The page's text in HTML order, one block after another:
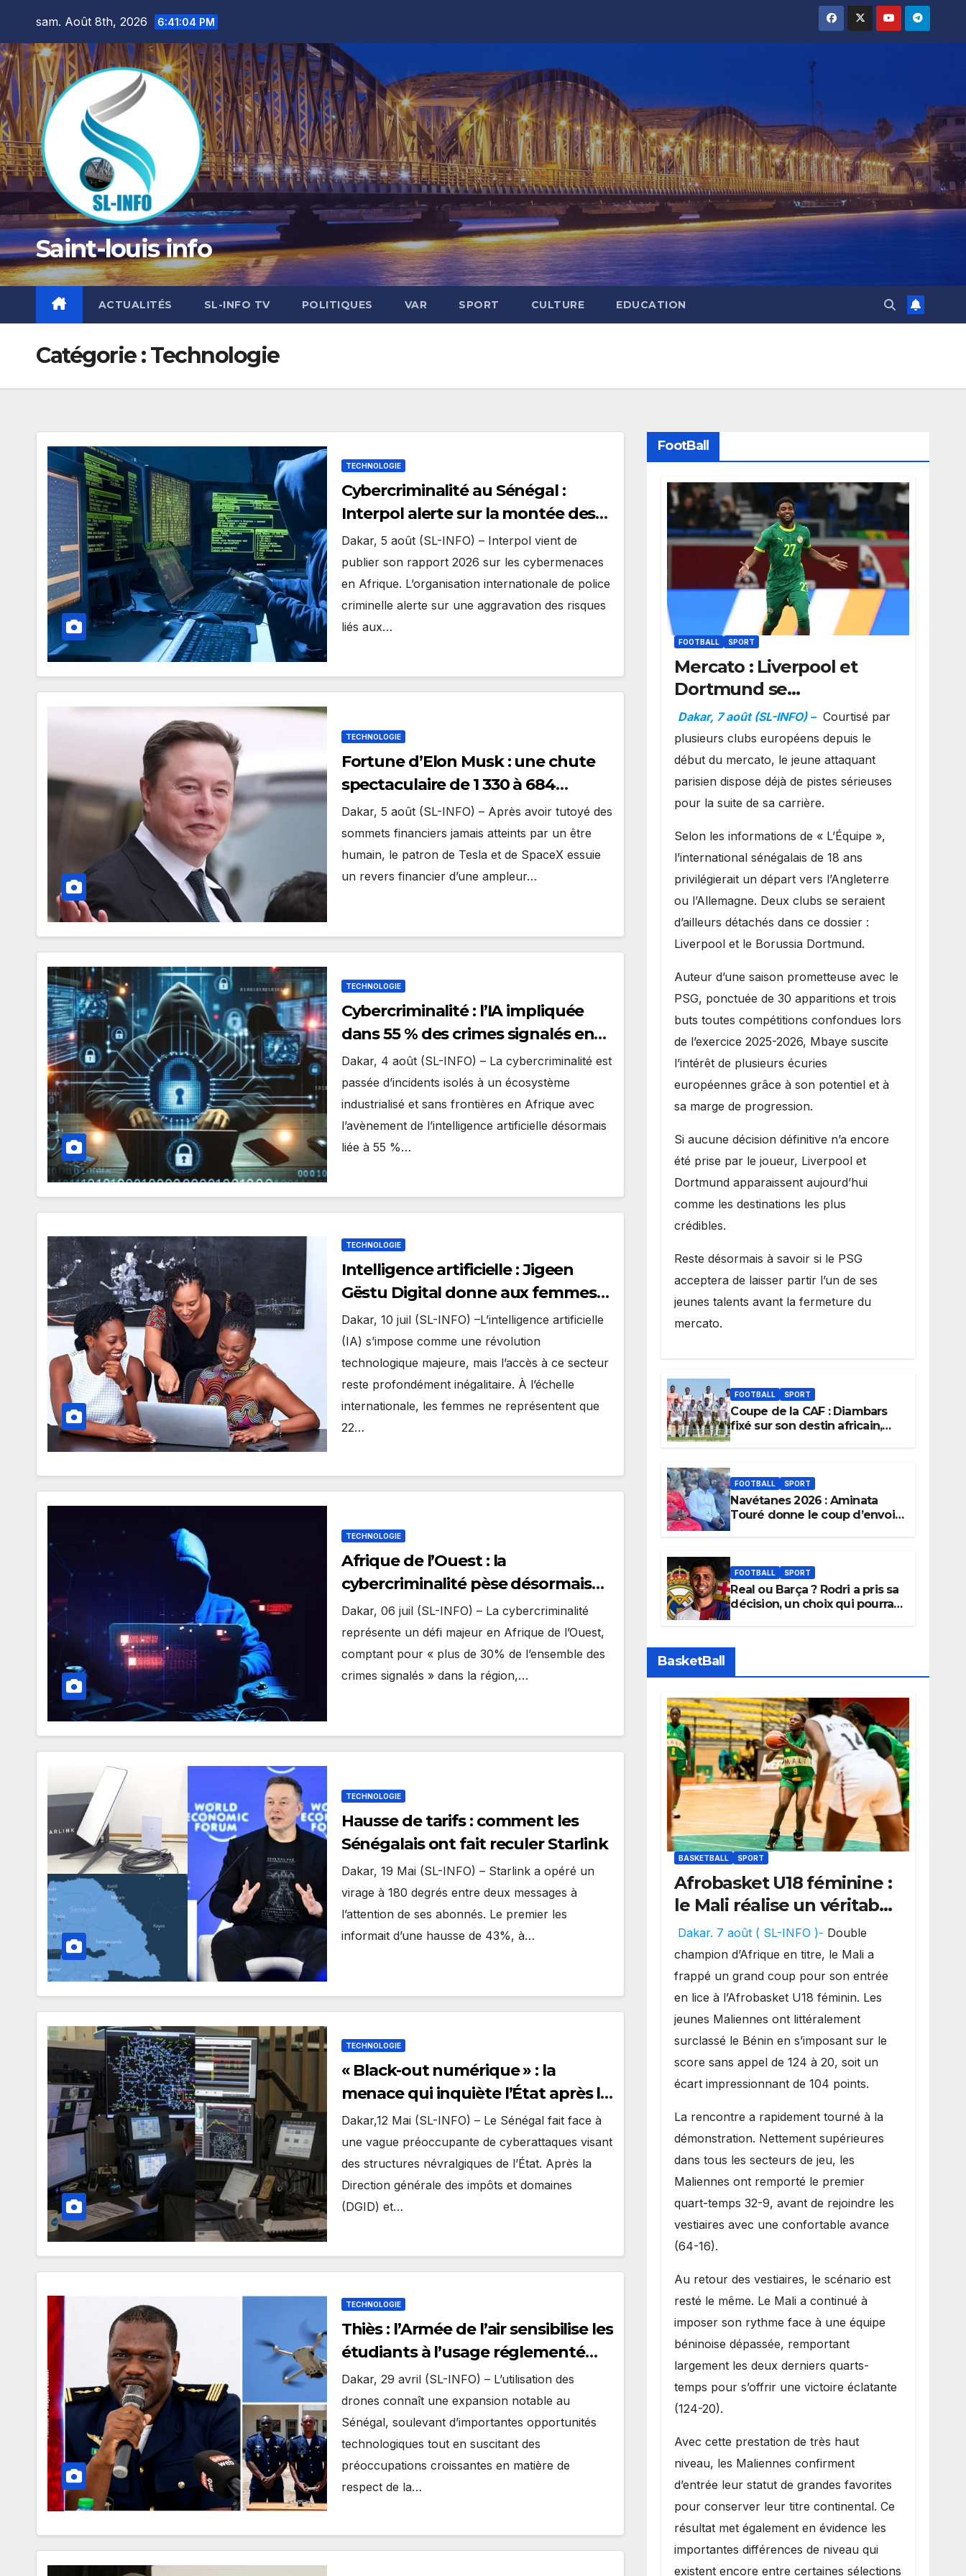
content
sam. Août 8th, 2026 6:41:05 PM
Saint-louis info
ACTUALITÉS SL-INFO TV POLITIQUES VAR SPORT CULTURE EDUCATION
Catégorie :Technologie
TECHNOLOGIE
Cybercriminalité au Sénégal :
Interpol alerte sur la montée des
cyberattaques dans un nouveau
rapport
Dakar, 5 août (SL-INFO) – Interpol vient de
publier son rapport 2026 sur les cybermenaces
en Afrique. L’organisation internationale de police
criminelle alerte sur une aggravation des risques
liés aux…
TECHNOLOGIE
Fortune d’Elon Musk : une chute
spectaculaire de 1 330 à 684
milliards de dollars
Dakar, 5 août (SL-INFO) – ​Après avoir tutoyé des
sommets financiers jamais atteints par un être
humain, le patron de Tesla et de SpaceX essuie
un revers financier d’une ampleur…
TECHNOLOGIE
Cybercriminalité : l’IA impliquée
dans 55 % des crimes signalés en
Afrique, selon Interpol
Dakar, 4 août (SL-INFO) – La cybercriminalité est
passée d’incidents isolés à un écosystème
industrialisé et sans frontières en Afrique avec
l’avènement de l’intelligence artificielle désormais
liée à 55 %…
TECHNOLOGIE
Intelligence artificielle : Jigeen
Gëstu Digital donne aux femmes
les clés du numérique de demain.
Dakar, 10 juil (SL-INFO) –L’intelligence artificielle
(IA) s’impose comme une révolution
technologique majeure, mais l’accès à ce secteur
reste profondément inégalitaire. À l’échelle
internationale, les femmes ne représentent que
22…
TECHNOLOGIE
Afrique de l’Ouest : la
cybercriminalité pèse désormais
plus de 30 % des crimes recensés
Dakar, 06 juil (SL-INFO) – La cybercriminalité
représente un défi majeur en Afrique de l’Ouest,
comptant pour « plus de 30% de l’ensemble des
crimes signalés » dans la région,…
TECHNOLOGIE
Hausse de tarifs : comment les
Sénégalais ont fait reculer Starlink
Dakar, 19 Mai (SL-INFO) – Starlink a opéré un
virage à 180 degrés entre deux messages à
l’attention de ses abonnés. Le premier les
informait d’une hausse de 43%, à…
TECHNOLOGIE
« Black-out numérique » : la
menace qui inquiète l’État après la
fuite de 70 Go de données
Dakar,12 Mai (SL-INFO) – Le Sénégal fait face à
une vague préoccupante de cyberattaques visant
des structures névralgiques de l’État. Après la
Direction générale des impôts et domaines
(DGID) et…
TECHNOLOGIE
Thiès : l’Armée de l’air sensibilise les
étudiants à l’usage réglementé
des drones
Dakar, 29 avril (SL-INFO) – L’utilisation des
drones connaît une expansion notable au
Sénégal, soulevant d’importantes opportunités
technologiques tout en suscitant des
préoccupations croissantes en matière de
respect de la…
FootBall
FOOTBALL SPORT
Mercato : Liverpool et
Dortmund se
positionnent en favoris
pour recruter Ibrahim
Mbaye
Dakar, 7 août (SL-INFO) – Courtisé par
plusieurs clubs européens depuis le
début du mercato, le jeune attaquant
parisien dispose déjà de pistes sérieuses
pour la suite de sa carrière.
Selon les informations de « L’Équipe »,
l’international sénégalais de 18 ans
privilégierait un départ vers l’Angleterre
ou l’Allemagne. Deux clubs se seraient
d’ailleurs détachés dans ce dossier :
Liverpool et le Borussia Dortmund.
Auteur d’une saison prometteuse avec le
PSG, ponctuée de 30 apparitions et trois
buts toutes compétitions confondues lors
de l’exercice 2025-2026, Mbaye suscite
l’intérêt de plusieurs écuries
européennes grâce à son potentiel et à
sa marge de progression.
Si aucune décision définitive n’a encore
été prise par le joueur, Liverpool et
Dortmund apparaissent aujourd’hui
comme les destinations les plus
crédibles.
Reste désormais à savoir si le PSG
acceptera de laisser partir l’un de ses
jeunes talents avant la fermeture du
mercato.
FOOTBALL SPORT
Coupe de la CAF : Diambars
fixé sur son destin africain,
FOOTBALL SPORT
Navétanes 2026 : Aminata
Touré donne le coup d’envoi
apaisées.
FOOTBALL SPORT
Real ou Barça ? Rodri a pris sa
décision, un choix qui pourrait
BasketBall
BASKETBALL SPORT
Afrobasket U18 féminine :
le Mali réalise un véritable
festival offensif et inflige
une lourde défaite au
Bénin.
Dakar. 7 août ( SL-INFO )- Double
champion d’Afrique en titre, le Mali a
frappé un grand coup pour son entrée
en lice à l’Afrobasket U18 féminin. Les
jeunes Maliennes ont littéralement
surclassé le Bénin en s’imposant sur le
score sans appel de 124 à 20, soit un
écart impressionnant de 104 points.
La rencontre a rapidement tourné à la
démonstration. Nettement supérieures
dans tous les secteurs de jeu, les
Maliennes ont remporté le premier
quart-temps 32-9, avant de rejoindre les
vestiaires avec une confortable avance
(64-16).
Au retour des vestiaires, le scénario est
resté le même. Le Mali a continué à
imposer son rythme face à une équipe
béninoise dépassée, remportant
largement les deux derniers quarts-
temps pour s’offrir une victoire éclatante
(124-20).
Avec cette prestation de très haut
niveau, les Maliennes confirment
d’entrée leur statut de grandes favorites
pour conserver leur titre continental. Ce
résultat met également en évidence les
importantes différences de niveau qui
existent encore entre certaines sélections